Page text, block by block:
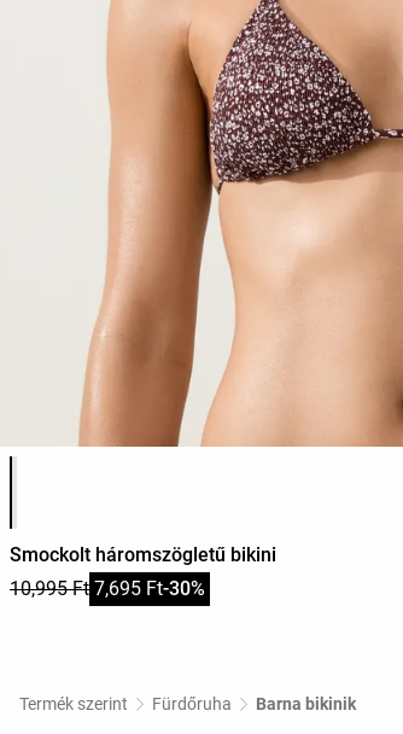
Smockolt háromszögletű bikini
10,995 Ft 7,695 Ft-30%
Termék szerint Fürdőruha Barna bikinik